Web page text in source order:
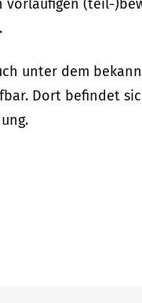
(teil-
unter dem
Dort befindet